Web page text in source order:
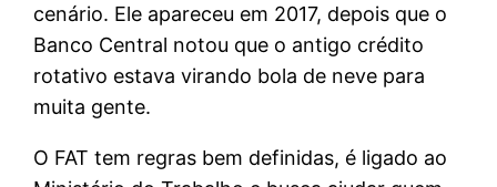
cenário. Ele apareceu em 2017, depois que o
Banco Central notou que o antigo crédito
rotativo estava virando bola de neve para
muita gente.
O FAT tem regras bem definidas, é ligado ao